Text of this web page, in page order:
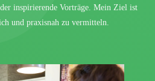
inspirierende Vorträge. Mein Ziel ist
und praxisnah zu vermitteln.